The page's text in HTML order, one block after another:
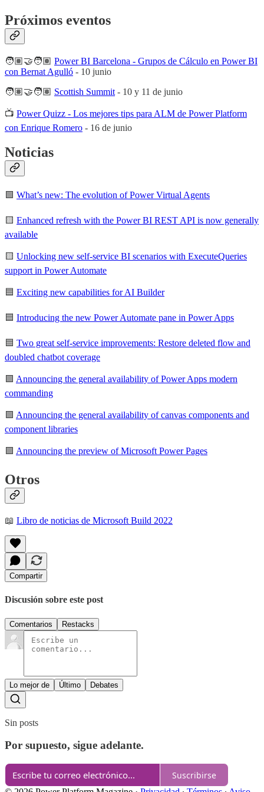
Próximos eventos
🧑🏽‍🤝‍🧑🏽 Power BI Barcelona - Grupos de Cálculo en Power BI
con Bernat Agulló - 10 junio
🧑🏽‍🤝‍🧑🏽 Scottish Summit - 10 y 11 de junio
📺 Power Quizz - Los mejores tips para ALM de Power Platform
con Enrique Romero - 16 de junio
Noticias
🟩 What’s new: The evolution of Power Virtual Agents
🟨 Enhanced refresh with the Power BI REST API is now generally
available
🟨 Unlocking new self-service BI scenarios with ExecuteQueries
support in Power Automate
🟦 Exciting new capabilities for AI Builder
🟦 Introducing the new Power Automate pane in Power Apps
🟦 Two great self-service improvements: Restore deleted flow and
doubled chatbot coverage
🟪 Announcing the general availability of Power Apps modern
commanding
🟪 Announcing the general availability of canvas components and
component libraries
🟪 Announcing the preview of Microsoft Power Pages
Otros
📖 Libro de noticias de Microsoft Build 2022
Compartir
Discusión sobre este post
Comentarios Restacks
Lo mejor de Último Debates
Sin posts
Por supuesto, sigue adelante.
Suscribirse